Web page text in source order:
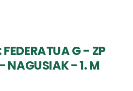
G - ZP
NAGUSIAK - 1. M